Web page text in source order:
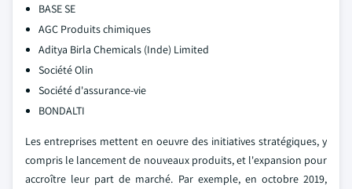
BASE SE
AGC Produits chimiques
Aditya Birla Chemicals (Inde) Limited
Société Olin
Société d'assurance-vie
BONDALTI
Les entreprises mettent en oeuvre des initiatives stratégiques, y
compris le lancement de nouveaux produits, et l'expansion pour
accroître leur part de marché. Par exemple, en octobre 2019,